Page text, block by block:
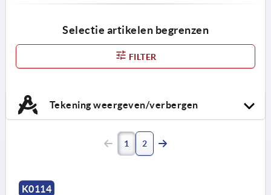
Selectie artikelen begrenzen
FILTER
Tekening weergeven/verbergen
1 2
K0114